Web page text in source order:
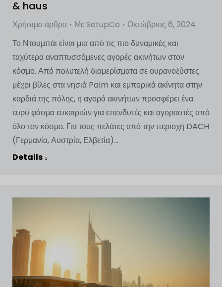
& haus
Χρήσιμα άρθρα Με SetupCo
Οκτώβριος 6, 2024
Το Ντουμπάι είναι μια από τις πιο δυναμικές και
ταχύτερα αναπτυσσόμενες αγορές ακινήτων στον
κόσμο. Από πολυτελή διαμερίσματα σε ουρανοξύστες
μέχρι βίλες στα νησιά Palm και εμπορικά ακίνητα στην
καρδιά της πόλης, η αγορά ακινήτων προσφέρει ένα
ευρύ φάσμα ευκαιριών για επενδυτές και αγοραστές από
όλο τον κόσμο. Για τους πελάτες από την περιοχή DACH
(Γερμανία, Αυστρία, Ελβετία)...
Details